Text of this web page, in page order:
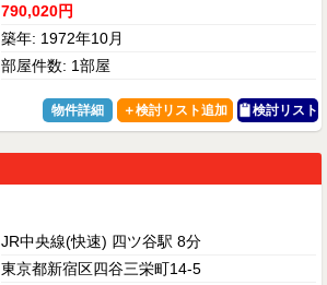
790,020円
築年: 1972年10月
部屋件数: 1部屋
物件詳細 検討リスト
JR中央線(快速) 四ツ谷駅 8分
東京都新宿区四谷三栄町14-5